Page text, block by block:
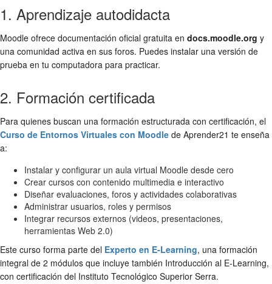
1. Aprendizaje autodidacta
Moodle ofrece documentación oficial gratuita en docs.moodle.org y
una comunidad activa en sus foros. Puedes instalar una versión de
prueba en tu computadora para practicar.
2. Formación certificada
Para quienes buscan una formación estructurada con certificación, el
Curso de Entornos Virtuales con Moodle de Aprender21 te enseña
a:
Instalar y configurar un aula virtual Moodle desde cero
Crear cursos con contenido multimedia e interactivo
Diseñar evaluaciones, foros y actividades colaborativas
Administrar usuarios, roles y permisos
Integrar recursos externos (videos, presentaciones,
herramientas Web 2.0)
Este curso forma parte del Experto en E-Learning, una formación
integral de 2 módulos que incluye también Introducción al E-Learning,
con certificación del Instituto Tecnológico Superior Serra.